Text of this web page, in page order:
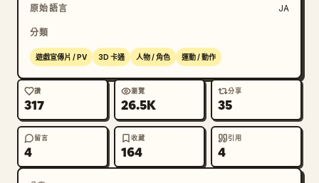
原始語言 JA
分類
遊戲宣傳片 / PV 3D 卡通 人物 / 角色 運動 / 動作
讚
317
瀏覽
26.5K
分享
35
留言
4
收藏
164
引用
4